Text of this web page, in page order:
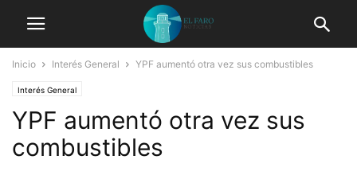
Inicio Interés General YPF aumentó otra vez sus combustibles
Interés General
YPF aumentó otra vez sus
combustibles